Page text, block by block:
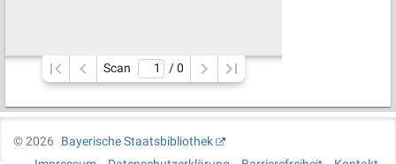
Scan / 0
©2026
Bayerische Staatsbibliothek